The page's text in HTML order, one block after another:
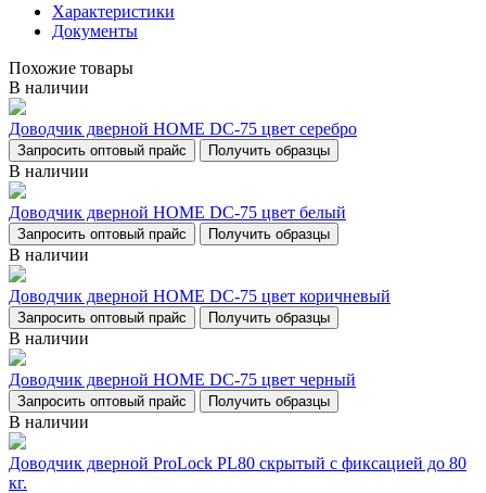
Характеристики
Документы
Похожие товары
В наличии
Доводчик дверной НОМЕ DC-75 цвет серебро
Запросить оптовый прайс Получить образцы
В наличии
Доводчик дверной НОМЕ DC-75 цвет белый
Запросить оптовый прайс Получить образцы
В наличии
Доводчик дверной НОМЕ DC-75 цвет коричневый
Запросить оптовый прайс Получить образцы
В наличии
Доводчик дверной НОМЕ DC-75 цвет черный
Запросить оптовый прайс Получить образцы
В наличии
Доводчик дверной ProLock PL80 скрытый с фиксацией до 80
кг.